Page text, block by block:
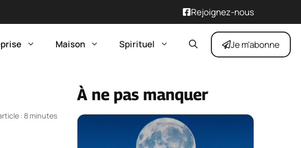
Rejoignez-nous
Maison Spirituel Je m'abonne
: 8 minutes
À ne pas manquer